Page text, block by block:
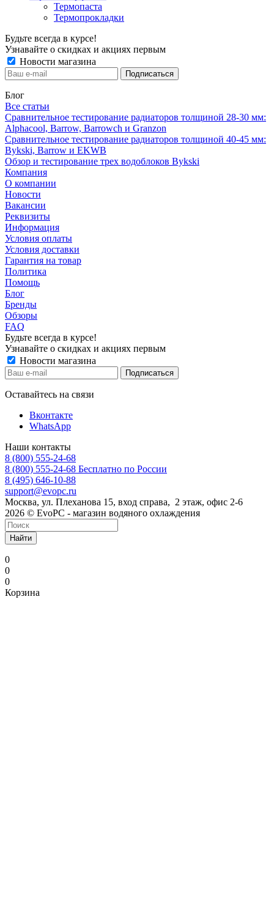
Термопаста
Термопрокладки
Будьте всегда в курсе!
Узнавайте о скидках и акциях первым
Новости магазина
Блог
Все статьи
Сравнительное тестирование радиаторов толщиной 28-30 мм:
Alphacool, Barrow, Barrowch и Granzon
Сравнительное тестирование радиаторов толщиной 40-45 мм:
Bykski, Barrow и EKWB
Обзор и тестирование трех водоблоков Bykski
Компания
О компании
Новости
Вакансии
Реквизиты
Информация
Условия оплаты
Условия доставки
Гарантия на товар
Политика
Помощь
Блог
Бренды
Обзоры
FAQ
Будьте всегда в курсе!
Узнавайте о скидках и акциях первым
Новости магазина
Оставайтесь на связи
Вконтакте
WhatsApp
Наши контакты
8 (800) 555-24-68
8 (800) 555-24-68 Бесплатно по России
8 (495) 646-10-88
support@evopc.ru
Москва, ул. Плеханова 15, вход справа, 2 этаж, офис 2-6
2026 © EvoPC - магазин водяного охлаждения
Найти
0
0
0
Корзина